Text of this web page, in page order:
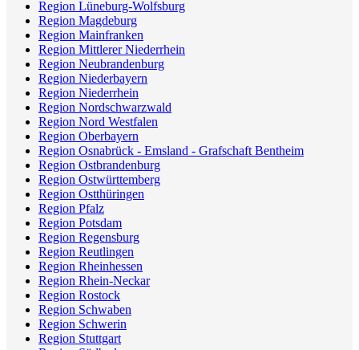
Region Lüneburg-Wolfsburg
Region Magdeburg
Region Mainfranken
Region Mittlerer Niederrhein
Region Neubrandenburg
Region Niederbayern
Region Niederrhein
Region Nordschwarzwald
Region Nord Westfalen
Region Oberbayern
Region Osnabrück - Emsland - Grafschaft Bentheim
Region Ostbrandenburg
Region Ostwürttemberg
Region Ostthüringen
Region Pfalz
Region Potsdam
Region Regensburg
Region Reutlingen
Region Rheinhessen
Region Rhein-Neckar
Region Rostock
Region Schwaben
Region Schwerin
Region Stuttgart